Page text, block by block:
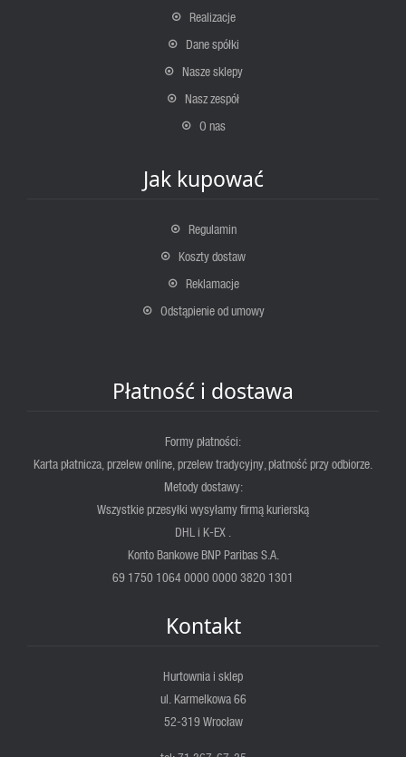
Realizacje
Dane spółki
Nasze sklepy
Nasz zespół
O nas
Jak kupować
Regulamin
Koszty dostaw
Reklamacje
Odstąpienie od umowy
Płatność i dostawa
Formy płatności:
Karta płatnicza, przelew online, przelew tradycyjny, płatność przy odbiorze.
Metody dostawy:
Wszystkie przesyłki wysyłamy firmą kurierską
DHL i K-EX .
Konto Bankowe BNP Paribas S.A.
69 1750 1064 0000 0000 3820 1301
Kontakt
Hurtownia i sklep
ul. Karmelkowa 66
52-319 Wrocław